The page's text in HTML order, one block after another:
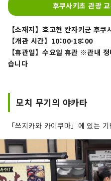
후쿠사키초 관광
【소재지】효고현 칸자키군 후
【개관 시간】10:00-18:00
【휴관일】수요일 휴관 ※관내
습니다
모치 무기의 야카타
「쓰지카와 카이쿠마」에 있는